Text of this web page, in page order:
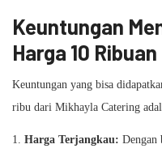
Keuntungan
Harga 10 Ribuan
Keuntungan yang bisa
ribu dari Mikhayla Catering
1. Harga Terjangkau: Dengan